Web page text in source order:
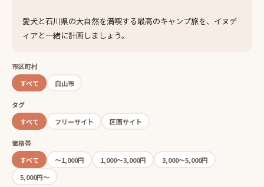
愛犬と石川県の大自然を満喫する最高のキャンプ旅を、イヌデ
ィアと一緒に計画しましょう。
市区町村
すべて
白山市
タグ
すべて
フリーサイト 区画サイト
価格帯
すべて
〜1,000円 1,000〜3,000円
3,000〜5,000円
5,000円〜